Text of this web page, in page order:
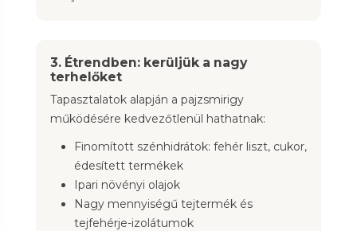
3. Étrendben: kerüljük a nagy
terhelőket
Tapasztalatok alapján a pajzsmirigy
működésére kedvezőtlenül hathatnak:
Finomított szénhidrátok: fehér liszt, cukor,
édesített termékek
Ipari növényi olajok
Nagy mennyiségű tejtermék és
tejfehérje-izolátumok